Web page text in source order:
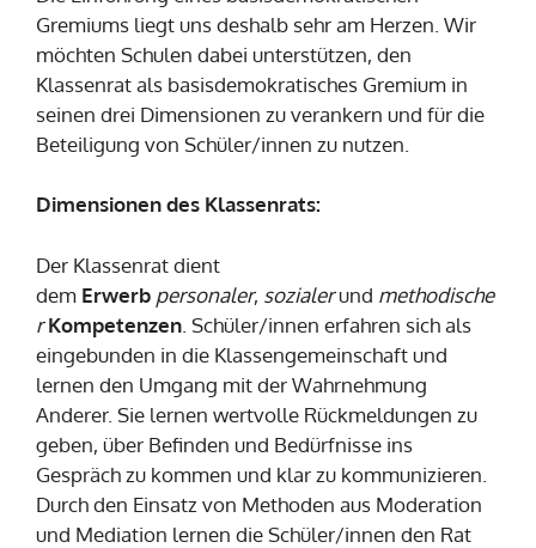
Gremiums liegt uns deshalb sehr am Herzen. Wir
möchten Schulen dabei unterstützen, den
Klassenrat als basisdemokratisches Gremium in
seinen drei Dimensionen zu verankern und für die
Beteiligung von Schüler/innen zu nutzen.
Dimensionen des Klassenrats:
Der Klassenrat dient
dem Erwerb personaler, sozialerund methodische
r Kompetenzen . Schüler/innen erfahren sich als
eingebunden in die Klassengemeinschaft und
lernen den Umgang mit der Wahrnehmung
Anderer. Sie lernen wertvolle Rückmeldungen zu
geben, über Befinden und Bedürfnisse ins
Gespräch zu kommen und klar zu kommunizieren.
Durch den Einsatz von Methoden aus Moderation
und Mediation lernen die Schüler/innen den Rat